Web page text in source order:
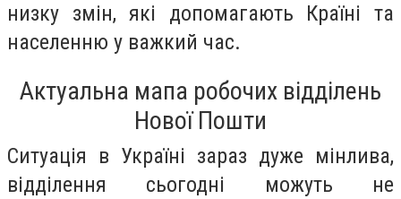
низку змін, які допомагають Країні та
населенню у важкий час.
Актуальна мапа робочих відділень
Нової Пошти
Ситуація в Україні зараз дуже мінлива,
відділення сьогодні можуть не